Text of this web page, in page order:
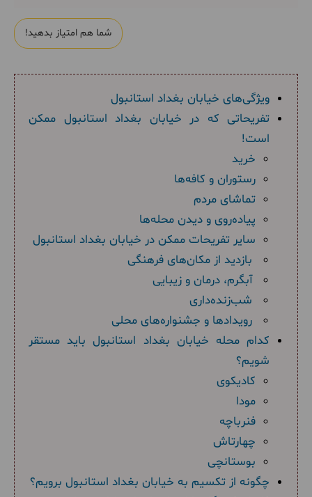
شما هم امتیاز بدهید!
ویژگی‌های خیابان بغداد استانبول
تفریحاتی که در خیابان بغداد استانبول ممکن
است!
خرید
رستوران و کافه‌ها
تماشای مردم
پیاده‌روی و دیدن محله‌‌ها
سایر تفریحات ممکن در خیابان بغداد استانبول
بازدید از مکان‌های فرهنگی
آبگرم، درمان و زیبایی
شب‌زنده‌داری
رویدادها و جشنواره‌های محلی
کدام محله خیابان بغداد استانبول باید مستقر
شویم؟
کادیکوی
مودا
فنرباچه
چهارتاش
بوستانچی
چگونه از تکسیم به خیابان بغداد استانبول برویم؟